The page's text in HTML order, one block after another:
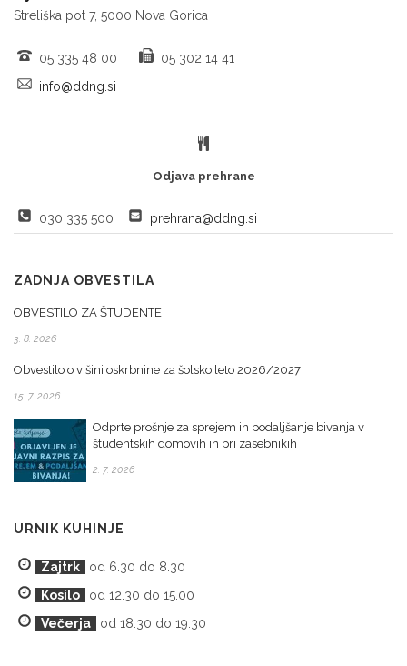
Streliška pot 7, 5000 Nova Gorica
05 335 48 00
05 302 14 41
info@ddng.si
Odjava prehrane
030 335 500 prehrana@ddng.si
ZADNJA OBVESTILA
OBVESTILO ZA ŠTUDENTE
3. 8. 2026
Obvestilo o višini oskrbnine za šolsko leto 2026/2027
15. 7. 2026
Odprte prošnje za sprejem in podaljšanje bivanja v
študentskih domovih in pri zasebnikih
2. 7. 2026
URNIK KUHINJE
Zajtrk
od 6.30 do 8.30
Kosilo
od 12.30 do 15.00
Večerja
od 18.30 do 19.30